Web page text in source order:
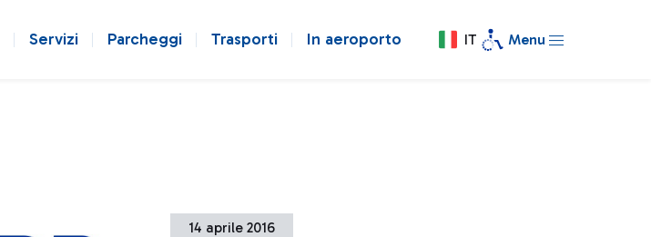
Servizi Parcheggi Trasporti In aeroporto IT Menu
14 aprile 2016